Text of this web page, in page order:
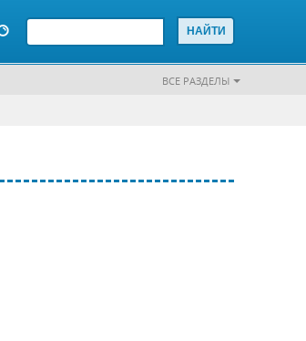
ВСЕ РАЗДЕЛЫ